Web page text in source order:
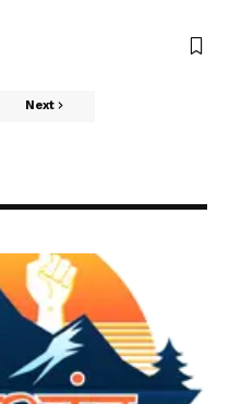
Next